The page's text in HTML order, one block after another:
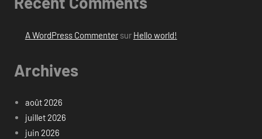
A WordPress Commentersur Hello world!
Archives
août 2026
juillet 2026
juin 2026